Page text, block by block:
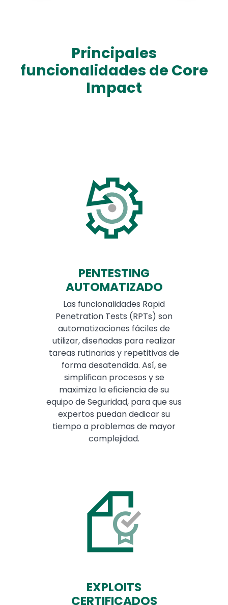
Principales
funcionalidades de Core
Impact
PENTESTING
AUTOMATIZADO
Las funcionalidades Rapid
Penetration Tests (RPTs) son
automatizaciones fáciles de
utilizar, diseñadas para realizar
tareas rutinarias y repetitivas de
forma desatendida. Así, se
simplifican procesos y se
maximiza la eficiencia de su
equipo de Seguridad, para que sus
expertos puedan dedicar su
tiempo a problemas de mayor
complejidad.
EXPLOITS
CERTIFICADOS